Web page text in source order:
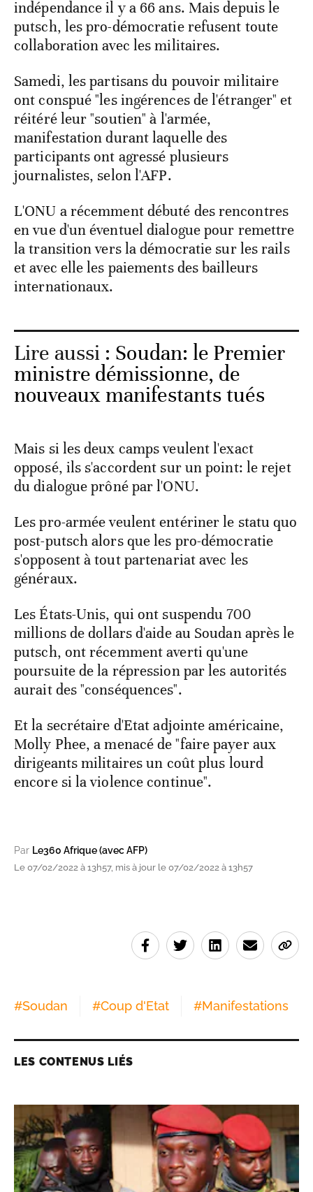
indépendance il y a 66 ans. Mais depuis le
putsch, les pro-démocratie refusent toute
collaboration avec les militaires.
Samedi, les partisans du pouvoir militaire
ont conspué "les ingérences de l'étranger" et
réitéré leur "soutien" à l'armée,
manifestation durant laquelle des
participants ont agressé plusieurs
journalistes, selon l'AFP.
L'ONU a récemment débuté des rencontres
en vue d'un éventuel dialogue pour remettre
la transition vers la démocratie sur les rails
et avec elle les paiements des bailleurs
internationaux.
Lire aussi : Soudan: le Premier
ministre démissionne, de
nouveaux manifestants tués
Mais si les deux camps veulent l'exact
opposé, ils s'accordent sur un point: le rejet
du dialogue prôné par l'ONU.
Les pro-armée veulent entériner le statu quo
post-putsch alors que les pro-démocratie
s'opposent à tout partenariat avec les
généraux.
Les États-Unis, qui ont suspendu 700
millions de dollars d'aide au Soudan après le
putsch, ont récemment averti qu'une
poursuite de la répression par les autorités
aurait des "conséquences".
Et la secrétaire d'Etat adjointe américaine,
Molly Phee, a menacé de "faire payer aux
dirigeants militaires un coût plus lourd
encore si la violence continue".
Par Le360 Afrique (avec AFP)
Le 07/02/2022 à 13h57, mis à jour le 07/02/2022 à 13h57
#Soudan #Coup d'Etat #Manifestations
LES CONTENUS LIÉS